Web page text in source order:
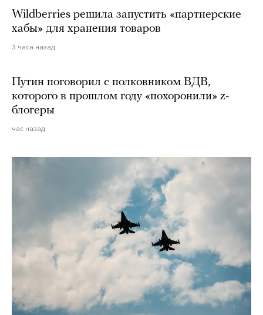
Wildberries решила запустить «партнерские
хабы» для хранения товаров
3 часа назад
Путин поговорил с полковником ВДВ,
которого в прошлом году «похоронили» z-
блогеры
час назад